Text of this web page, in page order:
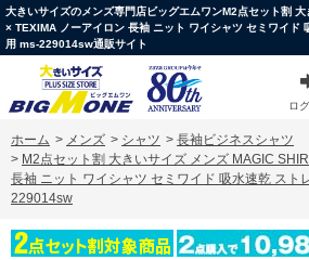
大きいサイズのメンズ専門店ビッグエムワンM2点セット割
× TEXIMA ノーアイロン 長袖 ニット ワイシャツ セミワイド
用 ms-229014sw通販サイト
ロ
ホーム > メンズ > シャツ > 長袖ビジネスシャツ
> M2点セット割 大きいサイズ メンズ MAGIC
長袖 ニット ワイシャツ セミワイド 吸水速乾 スト
229014sw